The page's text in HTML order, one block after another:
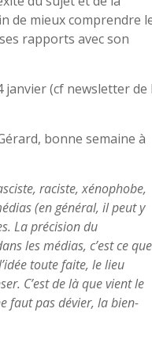
de mieux comprendre
rapports avec son
janvier (cf newsletter de
bonne semaine à
raciste, xénophobe,
(en général, il peut y
La précision du
les médias, c’est ce que
toute faite, le lieu
C’est de là que vient le
faut pas dévier, la bien-